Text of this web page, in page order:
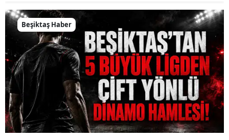
Beşiktaş Haber